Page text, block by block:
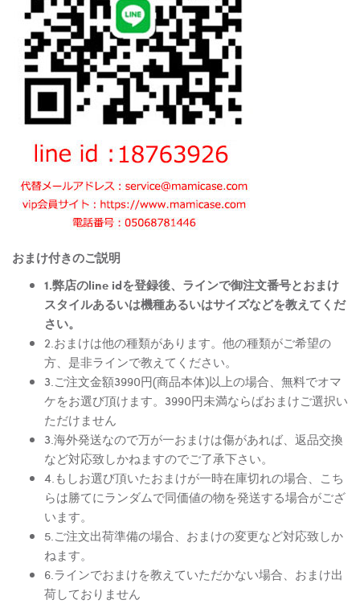
おまけ付きのご説明
1.弊店のline idを登録後、ラインで御注文番号とおまけ
スタイルあるいは機種あるいはサイズなどを教えてくだ
さい。
2.おまけは他の種類があります。他の種類がご希望の
方、是非ラインで教えてください。
3.ご注文金額3990円(商品本体)以上の場合、無料でオマ
ケをお選び頂けます。3990円未満ならばおまけご選択い
ただけません
3.海外発送なので万が一おまけは傷があれば、返品交換
など対応致しかねますのでご了承下さい。
4.もしお選び頂いたおまけが一時在庫切れの場合、こち
らは勝てにランダムで同価値の物を発送する場合がござ
います。
5.ご注文出荷準備の場合、おまけの変更など対応致しか
ねます。
6.ラインでおまけを教えていただかない場合、おまけ出
荷しておりません